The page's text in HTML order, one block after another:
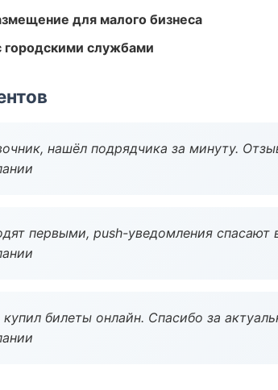
для малого бизнеса
городскими службами
нашёл подрядчика за минуту.
первыми, push-уведомления спасают
билеты онлайн. Спасибо за